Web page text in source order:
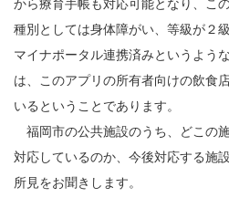
から療育手帳も対応可能となり、こ
種別としては身体障がい、等級が２
マイナポータル連携済みというよう
は、このアプリの所有者向けの飲食
いるということであります。
福岡市の公共施設のうち、どこの
対応しているのか、今後対応する施
所見をお聞きします。